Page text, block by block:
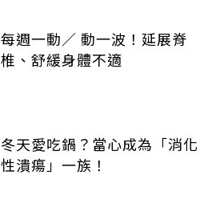
每週一動／ 動一波！延展脊
椎、舒緩身體不適
冬天愛吃鍋？當心成為「消化
性潰瘍」一族！